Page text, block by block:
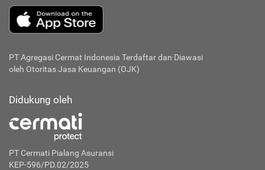
PT Agregasi Cermat Indonesia Terdaftar dan Diawasi
oleh Otoritas Jasa Keuangan (OJK)
Didukung oleh
PT Cermati Pialang Asuransi
KEP-596/PD.02/2025